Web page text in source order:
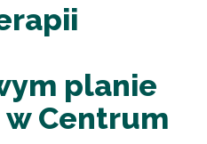
planie
Centrum